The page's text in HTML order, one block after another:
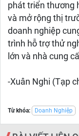
phát triển thương
và mở rộng thị
doanh nghiệp
trình hỗ trợ thử
lớn và nhà cung
-Xuân Nghi (Tạp
Từ khóa: Doanh Nghiệp